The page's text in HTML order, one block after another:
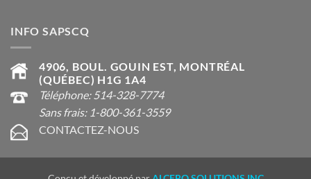
INFO SAPSCQ
4906, BOUL. GOUIN EST, MONTRÉAL
(QUÉBEC) H1G 1A4
Téléphone: 514-328-7774
Sans frais: 1-800-361-3559
CONTACTEZ-NOUS